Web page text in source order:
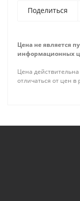
Поделиться
Цена не является
информационных
Цена
отличаться от цен